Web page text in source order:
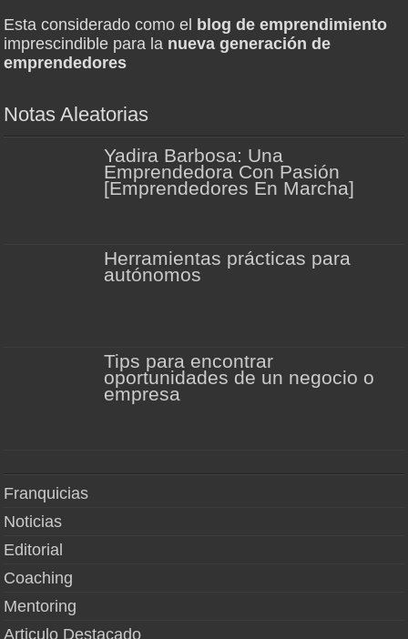
Esta considerado como el blog de emprendimiento
imprescindible para la nueva generación de
emprendedores
Notas Aleatorias
Yadira Barbosa: Una
Emprendedora Con Pasión
[Emprendedores En Marcha]
Herramientas prácticas para
autónomos
Tips para encontrar
oportunidades de un negocio o
empresa
Franquicias
Noticias
Editorial
Coaching
Mentoring
Articulo Destacado